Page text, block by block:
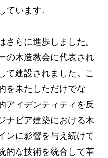
ています。
さらに進歩しました。
の木造教会に代表され
て建設されました。こ
を果たしただけでな
アイデンティティを反
ナビア建築における木
ンに影響を与え続けて
的な技術を統合して革